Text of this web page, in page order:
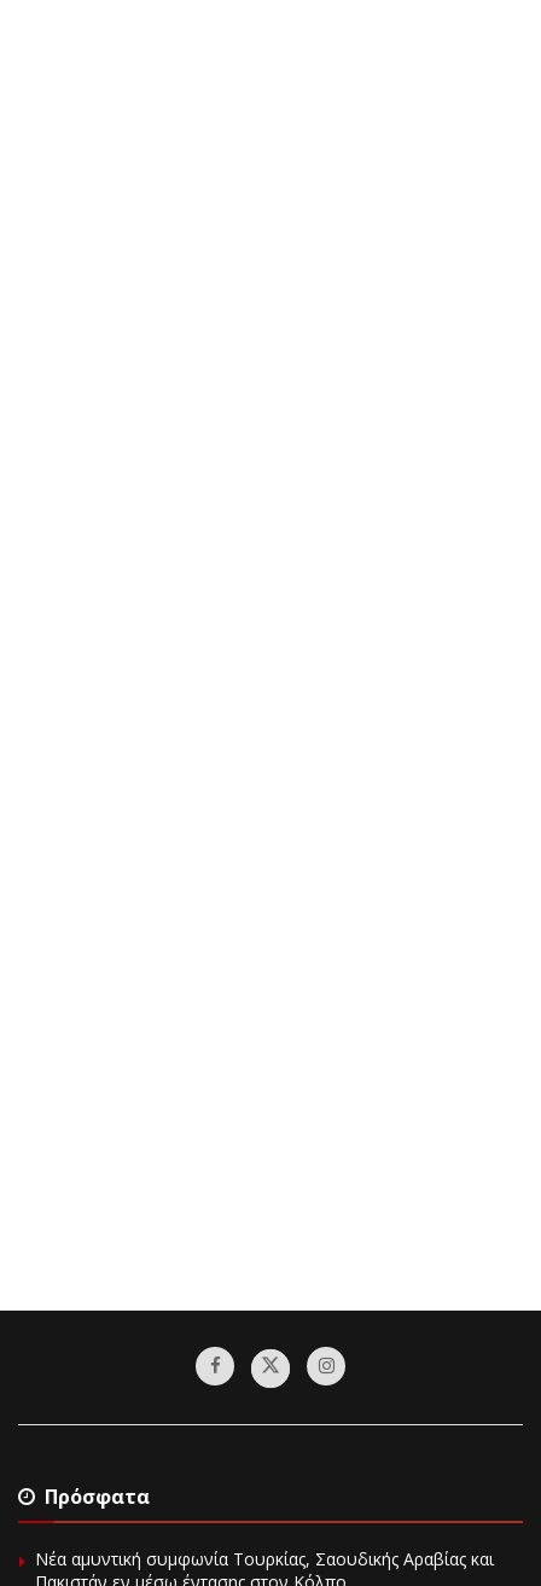
Πρόσφατα
Νέα αμυντική συμφωνία Τουρκίας, Σαουδικής Αραβίας και